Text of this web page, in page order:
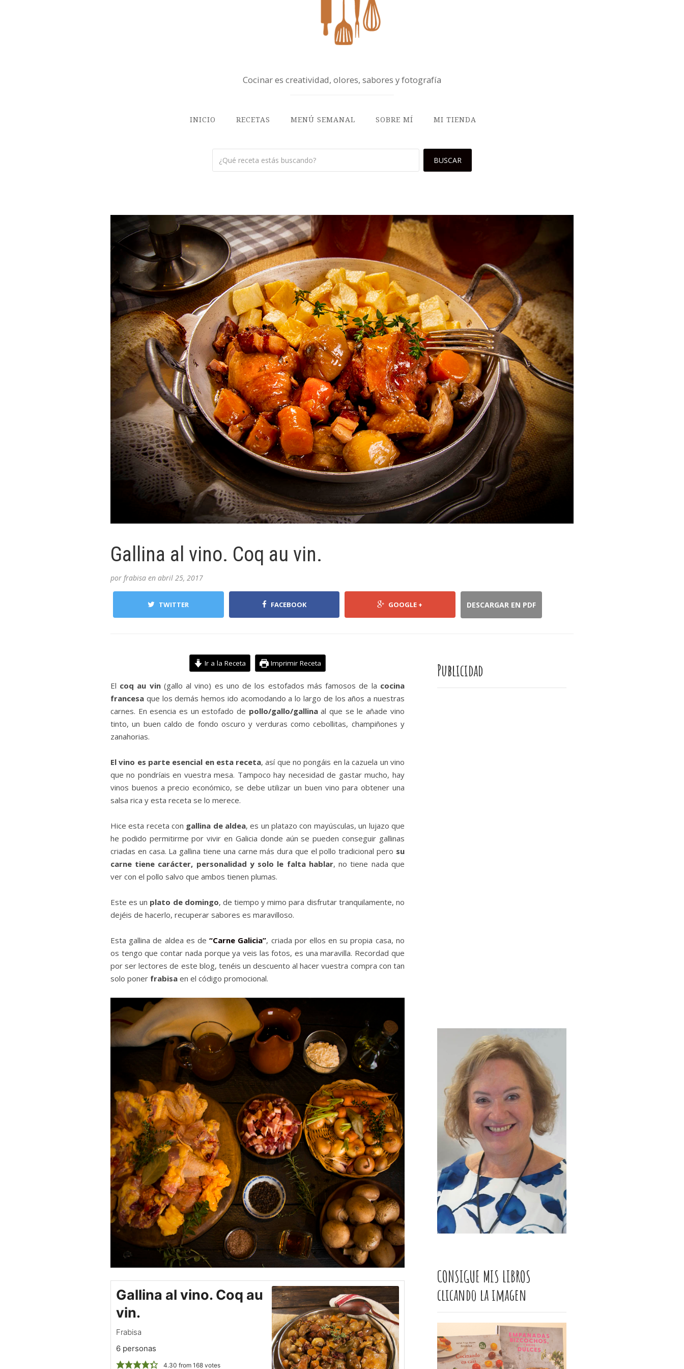
Cocinar es creatividad, olores, sabores y fotografía
INICIO RECETAS MENÚ SEMANAL SOBRE MÍ MI TIENDA
Gallina al vino. Coq au vin.
por frabisa en abril 25, 2017
TWITTER FACEBOOK GOOGLE + DESCARGAR EN PDF
Ir a la Receta Imprimir Receta
El coq au vin(gallo al vino) es uno de los estofados más famosos de la cocina
francesa que los demás hemos ido acomodando a lo largo de los años a nuestras
carnes. En esencia es un estofado de pollo/gallo/gallinaal que se le añade vino
tinto, un buen caldo de fondo oscuro y verduras como cebollitas, champiñones y
zanahorias.
El vino es parte esencial en esta receta, así que no pongáis en la cazuela un vino
que no pondríais en vuestra mesa. Tampoco hay necesidad de gastar mucho, hay
vinos buenos a precio económico, se debe utilizar un buen vino para obtener una
salsa rica y esta receta se lo merece.
Hice esta receta con gallina de aldea, es un platazo con mayúsculas, un lujazo que
he podido permitirme por vivir en Galicia donde aún se pueden conseguir gallinas
criadas en casa. La gallina tiene una carne más dura que el pollo tradicional pero su
carne tiene carácter, personalidad y solo le falta hablar, no tiene nada que
ver con el pollo salvo que ambos tienen plumas.
Este es un plato de domingo, de tiempo y mimo para disfrutar tranquilamente, no
dejéis de hacerlo, recuperar sabores es maravilloso.
Esta gallina de aldea es de“Carne Galicia”, criada por ellos en su propia casa, no
os tengo que contar nada porque ya veis las fotos, es una maravilla. Recordad que
por ser lectores de este blog, tenéis un descuento al hacer vuestra compra con tan
solo poner frabisa en el código promocional.
Gallina al vino. Coq au
vin.
Frabisa
6 personas
4.30 from 168votes
Publicidad
CONSIGUE MIS LIBROS
clicando la imagen